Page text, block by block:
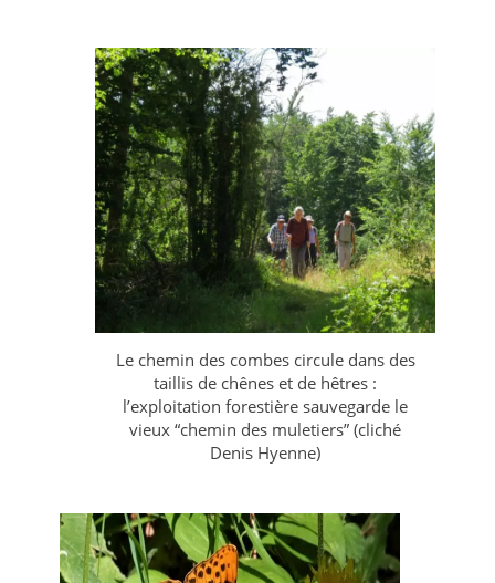
Le chemin des combes circule dans des
taillis de chênes et de hêtres :
l’exploitation forestière sauvegarde le
vieux “chemin des muletiers” (cliché
Denis Hyenne)